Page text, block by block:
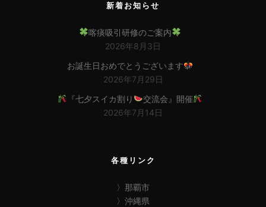
新着お知らせ
喀痰吸引研修のご案内
2026年8月3日
お誕生日おめでとうございます
2026年7月29日
『七夕スイカ割り
交流会』開催
2026年7月14日
各種リンク
〉那覇市
〉沖縄県